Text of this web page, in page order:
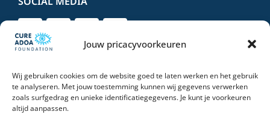
Jouw pricacyvoorkeuren
Wij gebruiken cookies om de website goed te laten werken en het gebruik
te analyseren. Met jouw toestemming kunnen wij gegevens verwerken
zoals surfgedrag en unieke identificatiegegevens. Je kunt je voorkeuren
altijd aanpassen.
DONEER VEILIG EN VERTROUWD